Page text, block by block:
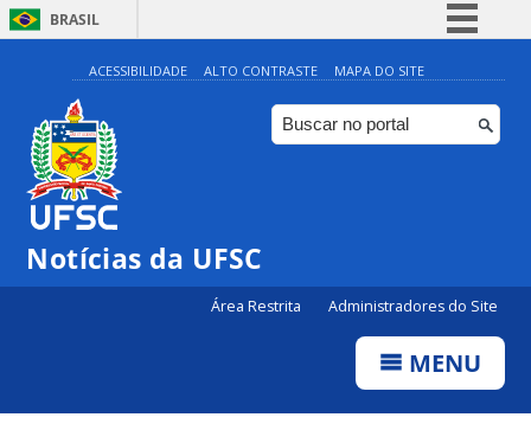
BRASIL
Simplifique!
Comunica BR
Participe
ACESSIBILIDADE ALTO CONTRASTE MAPA DO SITE
Notícias da UFSC
Área Restrita Administradores do Site
MENU